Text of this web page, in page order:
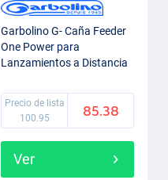
Garbolino G- Caña Feeder
One Power para
Lanzamientos a Distancia
tramos)
Precio de lista
100.95
85.38
Ver